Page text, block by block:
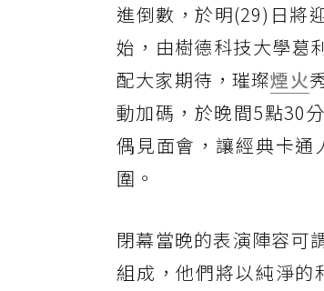
進倒數，於明(29)日將
始，由樹德科技大學葛
配大家期待，璀璨煙火
動加碼，於晚間5點30
偶見面會，讓經典卡
圍。
閉幕當晚的表演陣容可
組成，他們將以純淨